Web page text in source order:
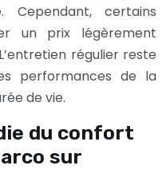
certains
un prix légèrement
régulier reste
performances de la
de vie.
du confort
sur